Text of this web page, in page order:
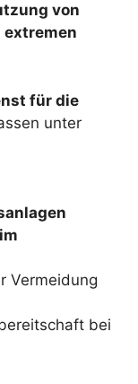
von
für die
unter
Vermeidung
bei